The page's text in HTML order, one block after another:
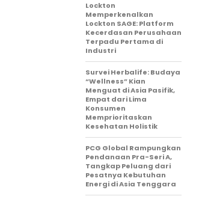
Lockton
Memperkenalkan
Lockton SAGE: Platform
Kecerdasan Perusahaan
Terpadu Pertama di
Industri
Survei Herbalife: Budaya
“Wellness” Kian
Menguat di Asia Pasifik,
Empat dari Lima
Konsumen
Memprioritaskan
Kesehatan Holistik
PCG Global Rampungkan
Pendanaan Pra-Seri A,
Tangkap Peluang dari
Pesatnya Kebutuhan
Energi di Asia Tenggara